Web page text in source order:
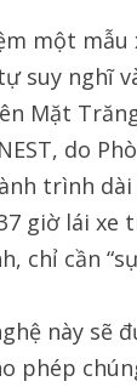
một
suy nghĩ
Mặt
do
trình
giờ lái xe
chỉ cần
này
phép